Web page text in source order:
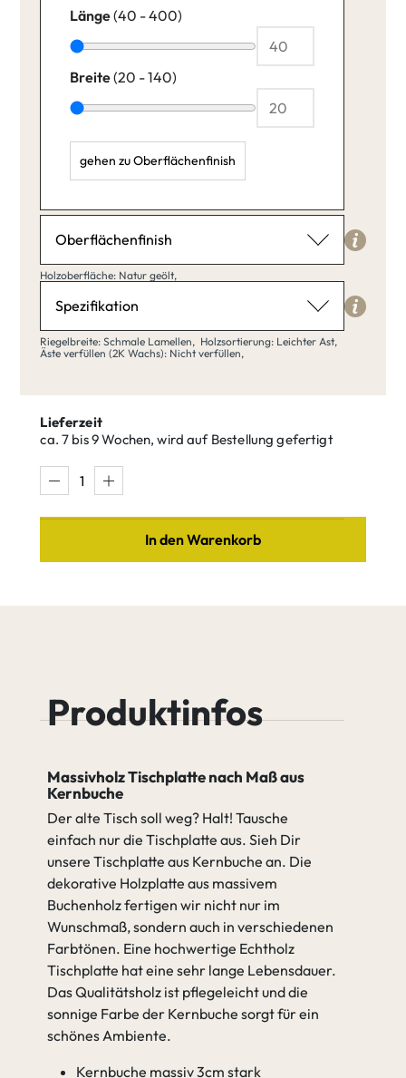
Länge(40 - 400)
Breite(20 - 140)
gehen zu Oberflächenfinish
Oberflächenfinish
Holzoberfläche
Natur geölt
Natur geölt
Klar matt
Buche weiß
Cognac
Buche Antik
gehen zu Spezifikation
Holzoberfläche: Natur geölt,
Spezifikation
Riegelbreite
Schmale Lamellen
Lamellen
Nicht verfüllen
Nicht
verfüllen
Äste verfüllen
(2K Wachs)
Riegelbreite: Schmale Lamellen, Holzsortierung: Leichter Ast,
Äste verfüllen (2K Wachs): Nicht verfüllen,
Lieferzeit
ca. 7 bis 9 Wochen, wird auf Bestellung gefertigt
In den Warenkorb
Produktinfos
Massivholz Tischplatte nach Maß aus
Kernbuche
Der alte Tisch soll weg? Halt! Tausche
einfach nur die Tischplatte aus. Sieh Dir
unsere Tischplatte aus Kernbuche an. Die
dekorative Holzplatte aus massivem
Buchenholz fertigen wir nicht nur im
Wunschmaß, sondern auch in verschiedenen
Farbtönen. Eine hochwertige Echtholz
Tischplatte hat eine sehr lange Lebensdauer.
Das Qualitätsholz ist pflegeleicht und die
sonnige Farbe der Kernbuche sorgt für ein
schönes Ambiente.
Kernbuche massiv 3cm stark